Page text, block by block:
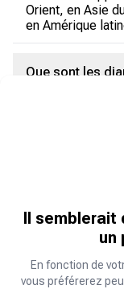
Orient, en Asie
en Amérique
Que sont les
Les Diamants
de l'application
Envoyez des
Accédez à des
Débloquez
sein de
Comment
Il semblerait
un
En fonction de
vous préférerez